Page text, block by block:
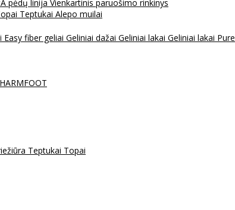
pėdų linija Vienkartinis paruošimo rinkinys
Teptukai Alepo muilai
Easy fiber geliai Geliniai dažai Geliniai lakai Geliniai lakai Pure
Teptukai Topai